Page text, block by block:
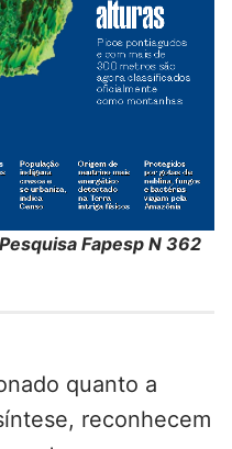
Fapesp N 362
quanto a
reconhecem